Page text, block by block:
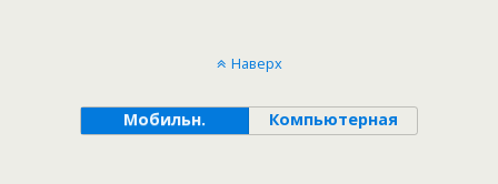
Наверх
Мобильн. Компьютерная